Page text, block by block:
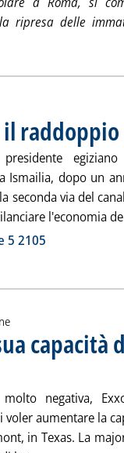
ripresa delle
il raddoppio
Ismailia, dopo un
seconda via del
l'economia
5 2105
capacità
2015 alle 17.41.
negativa,
aumentare la
in Texas. La